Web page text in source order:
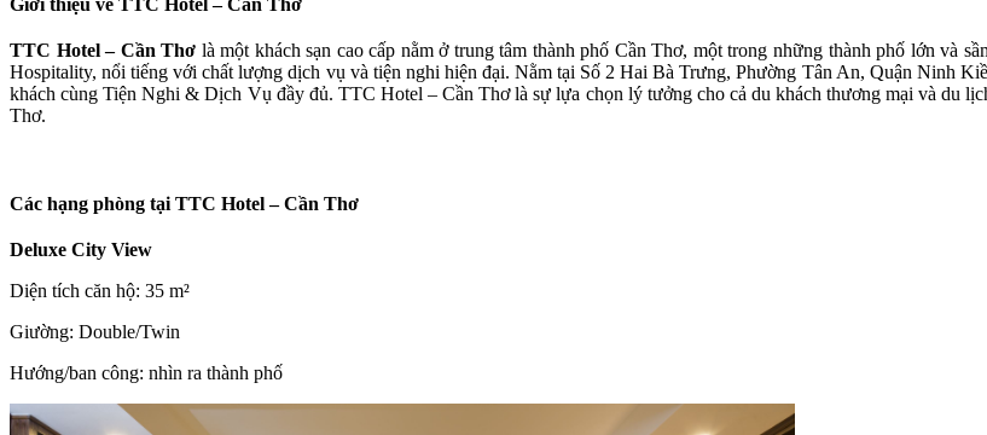
TTC Hotel – Cần Thơ là một khách sạn cao cấp nằm ở trung tâm thành phố Cần Thơ, một trong những thành phố lớn và
Hospitality, nổi tiếng với chất lượng dịch vụ và tiện nghi hiện đại. Nằm tại Số 2 Hai Bà Trưng, Phường Tân An, Quận Ninh
khách cùng Tiện Nghi & Dịch Vụ đầy đủ. TTC Hotel – Cần Thơ là sự lựa chọn lý tưởng cho cả du khách thương mại và du
Thơ.
Các hạng phòng tại TTC Hotel – Cần Thơ
Deluxe City View
Diện tích căn hộ: 35 m²
Giường: Double/Twin
Hướng/ban công: nhìn ra thành phố